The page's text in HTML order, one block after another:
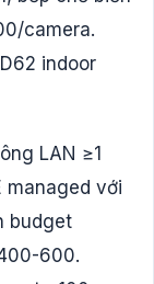
camera.
indoor
LAN ≥1
managed với
budget
600.